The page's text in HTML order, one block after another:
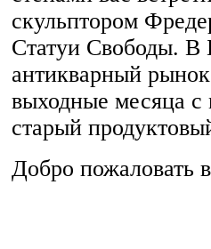
скульптором
Статуи Свободы. В
антикварный
выходные месяца с
старый
Добро пожаловать